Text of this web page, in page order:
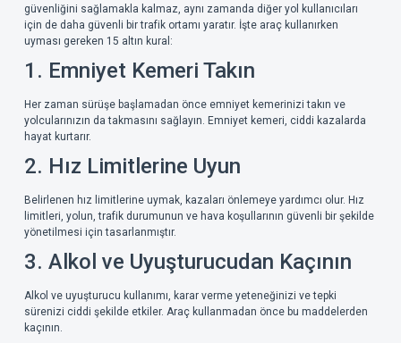
güvenliğini sağlamakla kalmaz, aynı zamanda diğer yol kullanıcıları
için de daha güvenli bir trafik ortamı yaratır. İşte araç kullanırken
uyması gereken 15 altın kural:
1. Emniyet Kemeri Takın
Her zaman sürüşe başlamadan önce emniyet kemerinizi takın ve
yolcularınızın da takmasını sağlayın. Emniyet kemeri, ciddi kazalarda
hayat kurtarır.
2. Hız Limitlerine Uyun
Belirlenen hız limitlerine uymak, kazaları önlemeye yardımcı olur. Hız
limitleri, yolun, trafik durumunun ve hava koşullarının güvenli bir şekilde
yönetilmesi için tasarlanmıştır.
3. Alkol ve Uyuşturucudan Kaçının
Alkol ve uyuşturucu kullanımı, karar verme yeteneğinizi ve tepki
sürenizi ciddi şekilde etkiler. Araç kullanmadan önce bu maddelerden
kaçının.